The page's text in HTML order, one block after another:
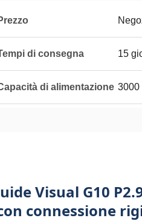
di consegna 15
di alimentazione 3000
Visual G10
connessione